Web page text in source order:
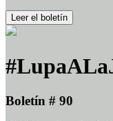
Leer el boletín
Boletín # 90